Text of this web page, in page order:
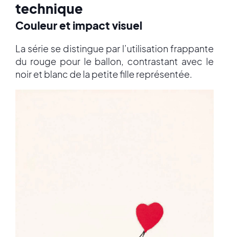
technique
Couleur et impact visuel
La série se distingue par l’utilisation frappante
du rouge pour le ballon, contrastant avec le
noir et blanc de la petite fille représentée.